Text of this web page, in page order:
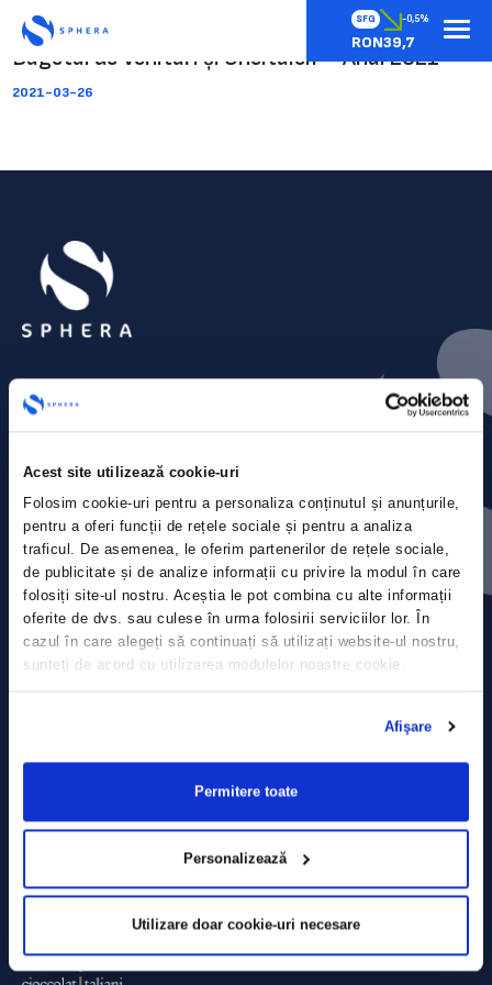
Acest site utilizează cookie-uri
Folosim cookie-uri pentru a personaliza conținutul și anunțurile,
pentru a oferi funcții de rețele sociale și pentru a analiza
traficul. De asemenea, le oferim partenerilor de rețele sociale,
de publicitate și de analize informații cu privire la modul în care
folosiți site-ul nostru. Aceștia le pot combina cu alte informații
oferite de dvs. sau culese în urma folosirii serviciilor lor. În
cazul în care alegeți să continuați să utilizați website-ul nostru,
sunteți de acord cu utilizarea modulelor noastre cookie.
Afişare
Permitere toate
Personalizează
Utilizare doar cookie-uri necesare
SFG -0,5%
RON39,7
Bugetul de Venituri și Cheltuieli – Anul 2021
2021-03-26
Contact
Comunicate de presă
Politica de confidențialitate
Politica de prelucrare a datelor